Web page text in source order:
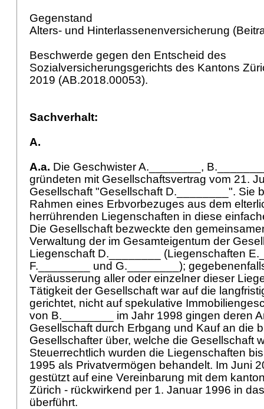
Gegenstand
Alters- und Hinterlassenenversicherung
Beschwerde gegen den Entscheid des
Sozialversicherungsgerichts des Kantons
2019 (AB.2018.00053).
Sachverhalt:
A.
A.a. Die Geschwister A.________,
gründeten mit Gesellschaftsvertrag vom 21.
Gesellschaft "Gesellschaft D.________". Sie
Rahmen eines Erbvorbezuges aus dem
herrührenden Liegenschaften in diese
Die Gesellschaft bezweckte den
Verwaltung der im Gesamteigentum der
Liegenschaft D.________ (Liegenschaften
F.________ und G.________);
Veräusserung aller oder einzelner dieser
Tätigkeit der Gesellschaft war auf die
gerichtet, nicht auf spekulative
von B.________ im Jahr 1998 gingen deren
Gesellschaft durch Erbgang und Kauf an die
Gesellschafter über, welche die Gesellschaft
Steuerrechtlich wurden die Liegenschaften
1995 als Privatvermögen behandelt. Im Juni
gestützt auf eine Vereinbarung mit dem
Zürich - rückwirkend per 1. Januar 1996 in
überführt.